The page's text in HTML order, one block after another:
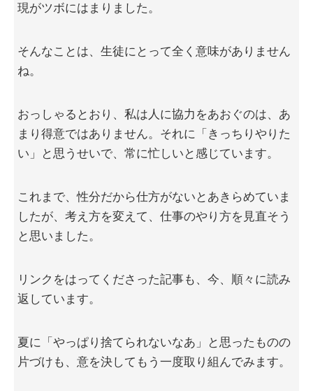
現がツボにはまりました。
そんなことは、生徒にとって全く意味がありません
ね。
おっしゃるとおり、私は人に協力をあおぐのは、あ
まり得意ではありません。それに「きっちりやりた
い」と思うせいで、常に忙しいと感じています。
これまで、性分だから仕方がないとあきらめていま
したが、考え方を変えて、仕事のやり方を見直そう
と思いました。
リンクをはってくださった記事も、今、順々に読み
返しています。
夏に「やっぱり捨てられないなあ」と思ったものの
片づけも、意を決してもう一度取り組んでみます。